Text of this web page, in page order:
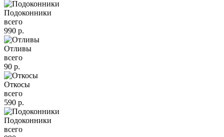
Подоконники
всего
990 р.
Отливы
всего
90 р.
Откосы
всего
590 р.
Подоконники
всего